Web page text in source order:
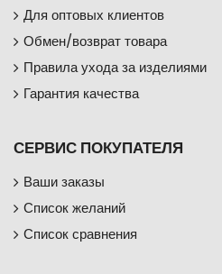
Для оптовых клиентов
Обмен/возврат товара
Правила ухода за изделиями
Гарантия качества
СЕРВИС ПОКУПАТЕЛЯ
Ваши заказы
Список желаний
Список сравнения